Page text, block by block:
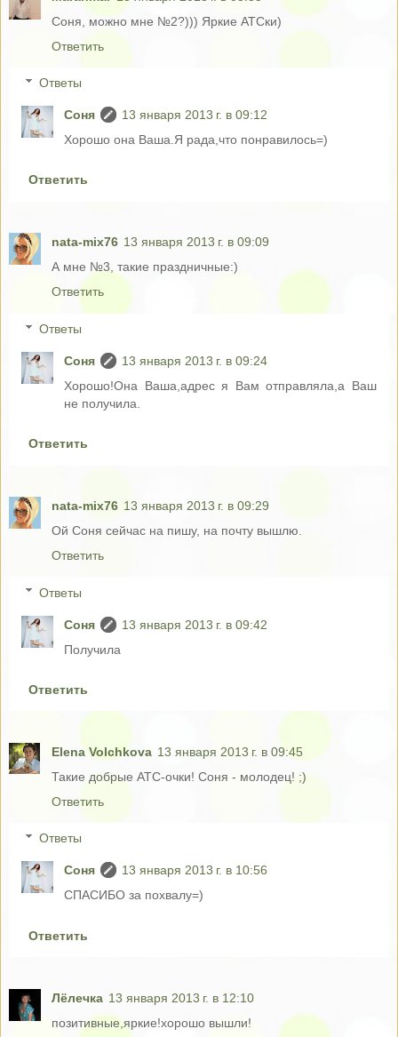
Соня, можно мне №2?))) Яркие АТСки)
Ответить
Ответы
Соня
13 января 2013 г. в 09:12
Хорошо она Ваша.Я рада,что понравилось=)
Ответить
nata-mix76 13 января 2013 г. в 09:09
А мне №3, такие праздничные:)
Ответить
Ответы
Соня
13 января 2013 г. в 09:24
Хорошо!Она Ваша,адрес я Вам отправляла,а Ваш
не получила.
Ответить
nata-mix76 13 января 2013 г. в 09:29
Ой Соня сейчас на пишу, на почту вышлю.
Ответить
Ответы
Соня
13 января 2013 г. в 09:42
Получила
Ответить
Elena Volchkova 13 января 2013 г. в 09:45
Такие добрые АТС-очки! Соня - молодец! ;)
Ответить
Ответы
Соня
13 января 2013 г. в 10:56
СПАСИБО за похвалу=)
Ответить
Лёлечка 13 января 2013 г. в 12:10
позитивные,яркие!хорошо вышли!